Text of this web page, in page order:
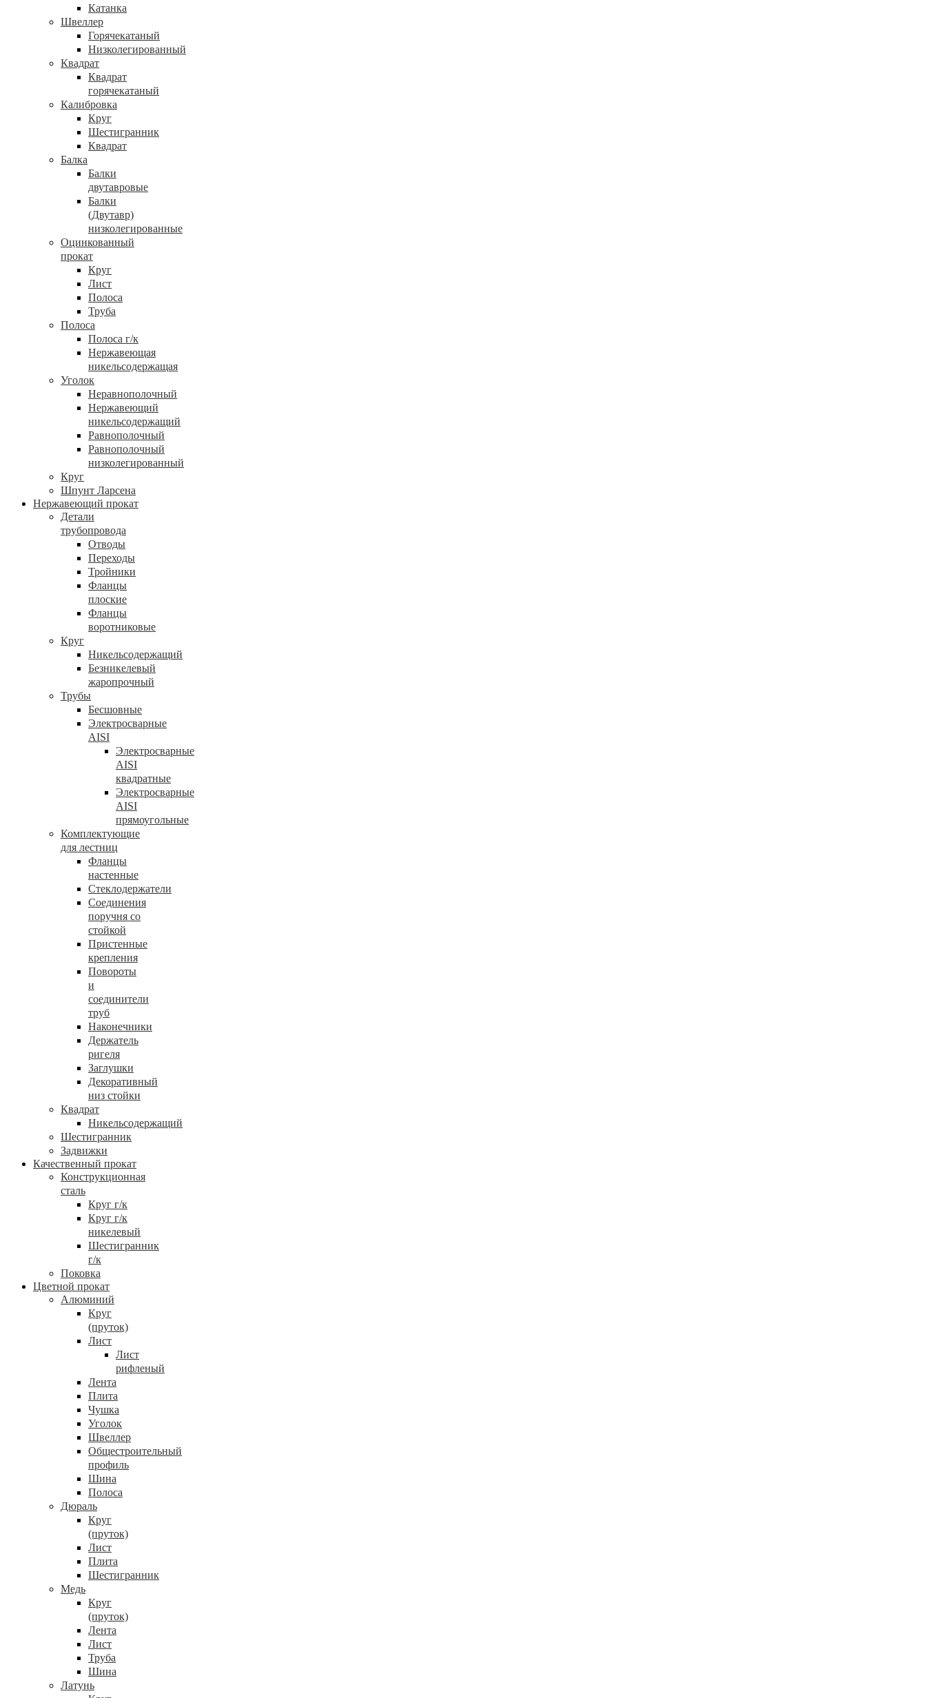
Катанка
Швеллер
Горячекатаный
Низколегированный
Квадрат
Квадрат
горячекатаный
Калибровка
Круг
Шестигранник
Квадрат
Балка
Балки
двутавровые
Балки
(Двутавр)
низколегированные
Оцинкованный
прокат
Круг
Лист
Полоса
Труба
Полоса
Полоса г/к
Нержавеющая
никельсодержащая
Уголок
Неравнополочный
Нержавеющий
никельсодержащий
Равнополочный
Равнополочный
низколегированный
Круг
Шпунт Ларсена
Нержавеющий прокат
Детали
трубопровода
Отводы
Переходы
Тройники
Фланцы
плоские
Фланцы
воротниковые
Круг
Никельсодержащий
Безникелевый
жаропрочный
Трубы
Бесшовные
Электросварные
AISI
Электросварные
AISI
квадратные
Электросварные
AISI
прямоугольные
Комплектующие
для лестниц
Фланцы
настенные
Стеклодержатели
Соединения
поручня со
стойкой
Пристенные
крепления
Повороты
и
соединители
труб
Наконечники
Держатель
ригеля
Заглушки
Декоративный
низ стойки
Квадрат
Никельсодержащий
Шестигранник
Задвижки
Качественный прокат
Конструкционная
сталь
Круг г/к
Круг г/к
никелевый
Шестигранник
г/к
Поковка
Цветной прокат
Алюминий
Круг
(пруток)
Лист
Лист
рифленый
Лента
Плита
Чушка
Уголок
Швеллер
Общестроительный
профиль
Шина
Полоса
Дюраль
Круг
(пруток)
Лист
Плита
Шестигранник
Медь
Круг
(пруток)
Лента
Лист
Труба
Шина
Латунь